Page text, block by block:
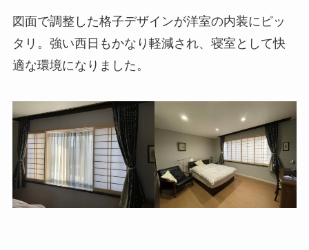
図面で調整した格子デザインが洋室の内装にピッ
タリ。強い西日もかなり軽減され、寝室として快
適な環境になりました。